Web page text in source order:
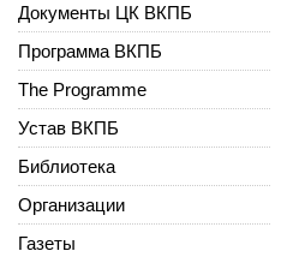
Документы ЦК ВКПБ
Программа ВКПБ
The Programme
Устав ВКПБ
Библиотека
Организации
Газеты